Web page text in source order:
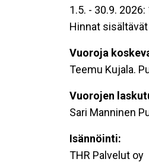
1.5. - 30.9.
Hinnat sisältävät
Vuoroja
Teemu Kujala.
Vuorojen
Sari Manninen
Isännöinti:
THR Palvelut oy